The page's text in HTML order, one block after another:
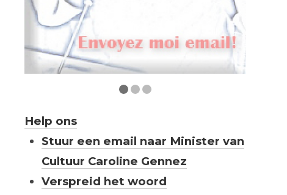
Help ons
Stuur een email naar Minister van
Cultuur Caroline Gennez
Verspreid het woord